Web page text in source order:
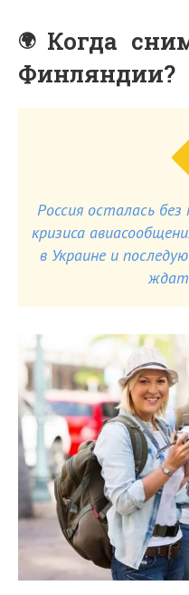
Когда
Финляндии?
Россия осталась
кризиса
в Украине и